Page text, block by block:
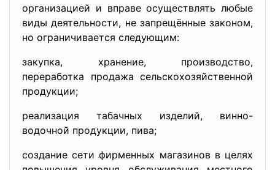
организацией и вправе осуществлять любые
виды деятельности, не запрещённые законом,
но ограничивается следующим:
закупка, хранение, производство,
переработка продажа сельскохозяйственной
продукции;
реализация табачных изделий, винно-
водочной продукции, пива;
создание сети фирменных магазинов в целях